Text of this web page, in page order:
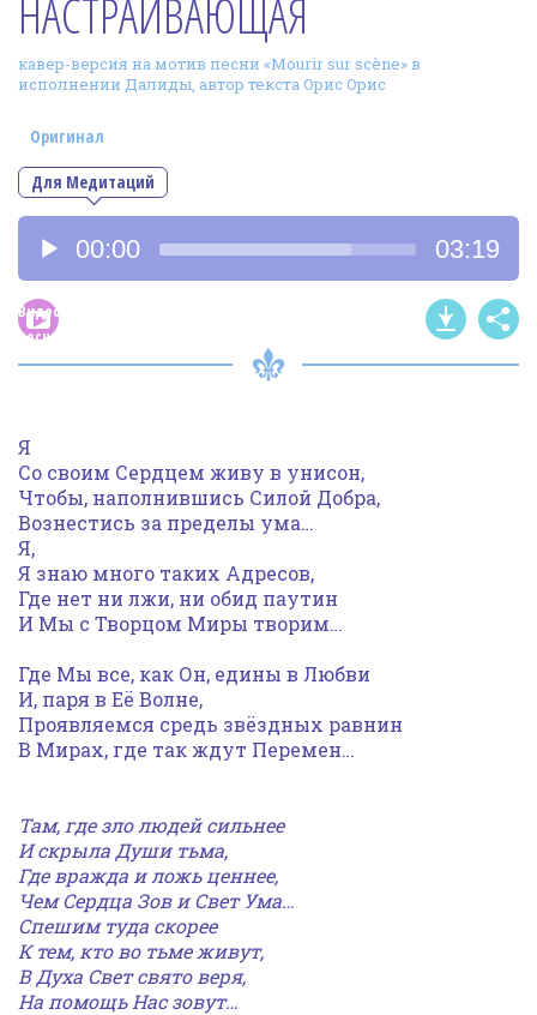
Фотогалерея
In English
Видео
Ииссиидиология
Номера песен
НАСТРАИВАЮЩАЯ
кавер-версия на мотив песни «Mourir sur scène» в
исполнении Далиды, автор текста Орис Орис
Для Медитаций
Оригинал
Аудиоплеер
00:00 03:19
Видео
песни
Я
Со своим Сердцем живу в унисон,
Чтобы, наполнившись Силой Добра,
Вознестись за пределы ума…
Я,
Я знаю много таких Адресов,
Где нет ни лжи, ни обид паутин
И Мы с Творцом Миры творим…
Где Мы все, как Он, едины в Любви
И, паря в Её Волне,
Проявляемся средь звёздных равнин
В Мирах, где так ждут Перемен…
Там, где зло людей сильнее
И скрыла Души тьма,
Где вражда и ложь ценнее,
Чем Сердца Зов и Свет Ума…
Спешим туда скорее
К тем, кто во тьме живут,
В Духа Свет свято веря,
На помощь Нас зовут…